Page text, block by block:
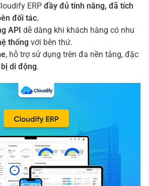
ERP đầy đủ tính năng, đã tích
đối tác.
API dễ dàng khi khách hàng có nhu
thống với bên thứ.
, hỗ trợ sử dụng trên đa nền tảng, đặc
di động.